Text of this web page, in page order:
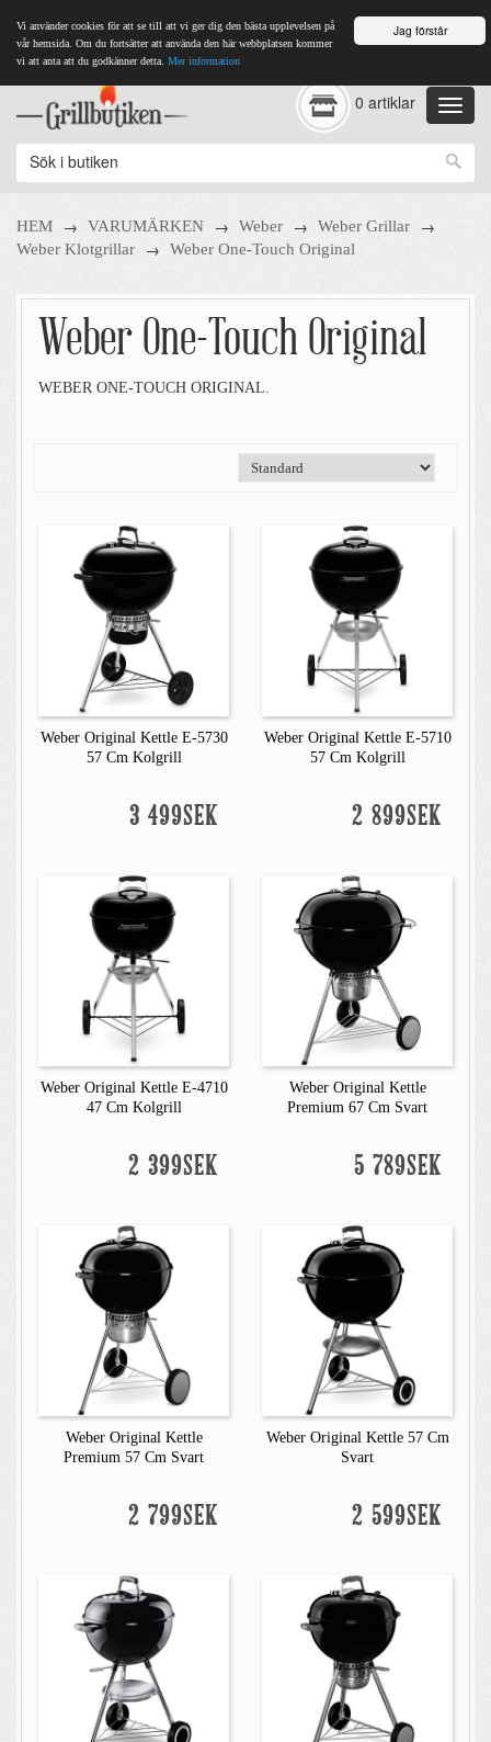
Jag förstår
Vi använder cookies för att se till att vi ger dig den bästa upplevelsen på
vår hemsida. Om du fortsätter att använda den här webbplatsen kommer
vi att anta att du godkänner detta. Mer information
0 artiklar
HEM → VARUMÄRKEN → Weber → Weber Grillar →
Weber Klotgrillar → Weber One-Touch Original
Weber One-Touch Original
WEBER ONE-TOUCH ORIGINAL.
Weber Original Kettle E-5730
57 Cm Kolgrill
3 499SEK
Weber Original Kettle E-5710
57 Cm Kolgrill
2 899SEK
Weber Original Kettle E-4710
47 Cm Kolgrill
2 399SEK
Weber Original Kettle
Premium 67 Cm Svart
5 789SEK
Weber Original Kettle
Premium 57 Cm Svart
2 799SEK
Weber Original Kettle 57 Cm
Svart
2 599SEK